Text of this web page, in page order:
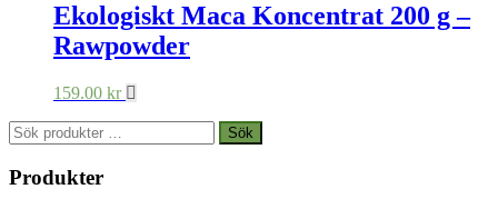
Ekologiskt Maca Koncentrat 200 g –
Rawpowder
159.00 kr
Sök
efter:
Sök
Produkter